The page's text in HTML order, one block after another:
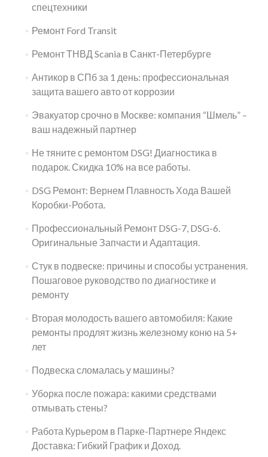
спецтехники
Ремонт Ford Transit
Ремонт ТНВД Scania в Санкт-Петербурге
Антикор в СПб за 1 день: профессиональная
защита вашего авто от коррозии
Эвакуатор срочно в Москве: компания “Шмель” –
ваш надежный партнер
Не тяните с ремонтом DSG! Диагностика в
подарок. Скидка 10% на все работы.
DSG Ремонт: Вернем Плавность Хода Вашей
Коробки-Робота.
Профессиональный Ремонт DSG-7, DSG-6.
Оригинальные Запчасти и Адаптация.
Стук в подвеске: причины и способы устранения.
Пошаговое руководство по диагностике и
ремонту
Вторая молодость вашего автомобиля: Какие
ремонты продлят жизнь железному коню на 5+
лет
Подвеска сломалась у машины?
Уборка после пожара: какими средствами
отмывать стены?
Работа Курьером в Парке-Партнере Яндекс
Доставка: Гибкий График и Доход.